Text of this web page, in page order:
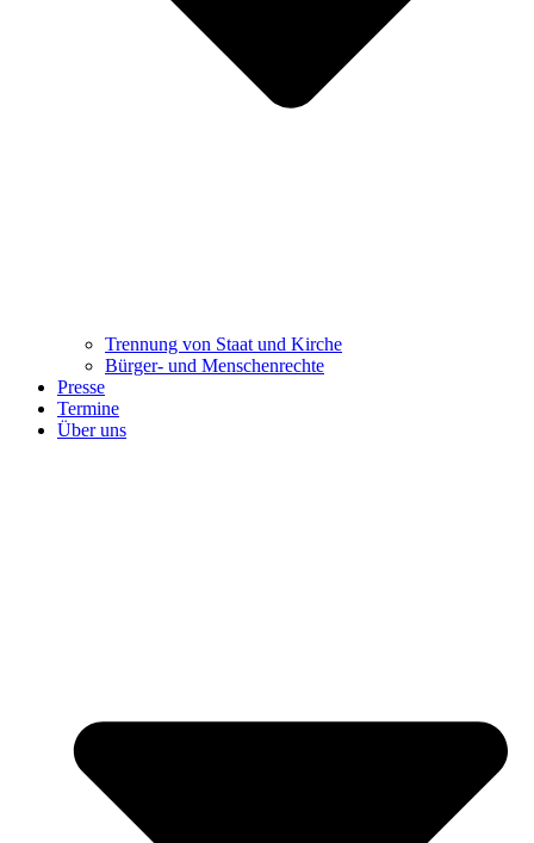
Trennung ​​​​​​​von Staat und Kirche
Bürger- und Menschenrechte
Presse
Termine
Über uns